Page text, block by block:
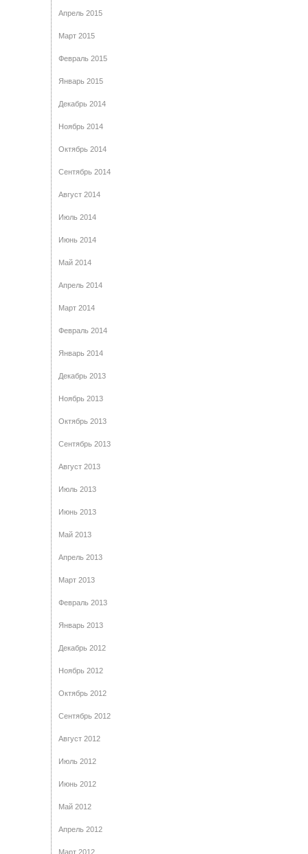
Апрель 2015
Март 2015
Февраль 2015
Январь 2015
Декабрь 2014
Ноябрь 2014
Октябрь 2014
Сентябрь 2014
Август 2014
Июль 2014
Июнь 2014
Май 2014
Апрель 2014
Март 2014
Февраль 2014
Январь 2014
Декабрь 2013
Ноябрь 2013
Октябрь 2013
Сентябрь 2013
Август 2013
Июль 2013
Июнь 2013
Май 2013
Апрель 2013
Март 2013
Февраль 2013
Январь 2013
Декабрь 2012
Ноябрь 2012
Октябрь 2012
Сентябрь 2012
Август 2012
Июль 2012
Июнь 2012
Май 2012
Апрель 2012
Март 2012